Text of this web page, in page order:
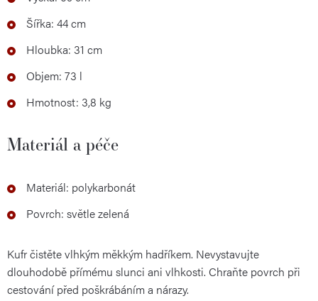
Šířka: 44 cm
Hloubka: 31 cm
Objem: 73 l
Hmotnost: 3,8 kg
Materiál a péče
Materiál: polykarbonát
Povrch: světle zelená
Kufr čistěte vlhkým měkkým hadříkem. Nevystavujte
dlouhodobě přímému slunci ani vlhkosti. Chraňte povrch při
cestování před poškrábáním a nárazy.